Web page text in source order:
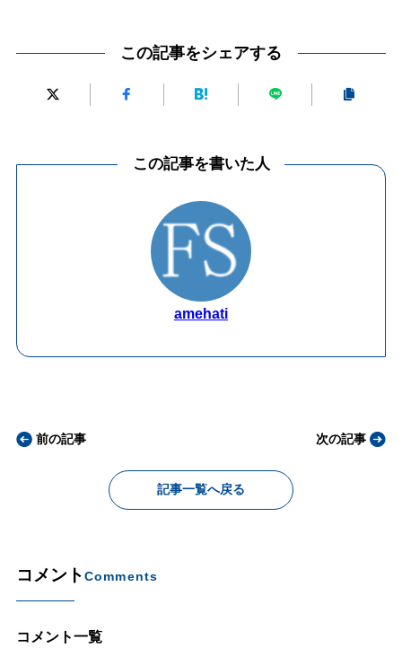
この記事をシェアする
この記事を書いた人
amehati
前の記事
記事一覧へ戻る
次の記事
コメントComments
コメント一覧